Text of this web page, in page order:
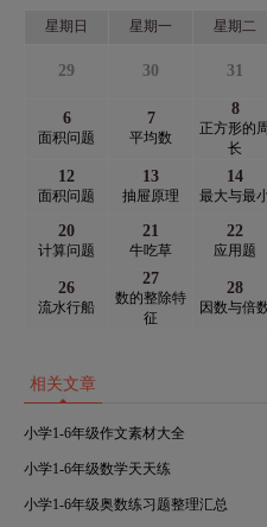
星期日 星期一 星期二
29 30 31
6
面积问题
7
平均数
8
正方形的周
长
12
面积问题
13
抽屉原理
14
最大与最
20
计算问题
21
牛吃草
22
应用题
26
流水行船
27
数的整除特
征
28
因数与倍
相关文章
小学1-6年级作文素材大全
小学1-6年级数学天天练
小学1-6年级奥数练习题整理汇总